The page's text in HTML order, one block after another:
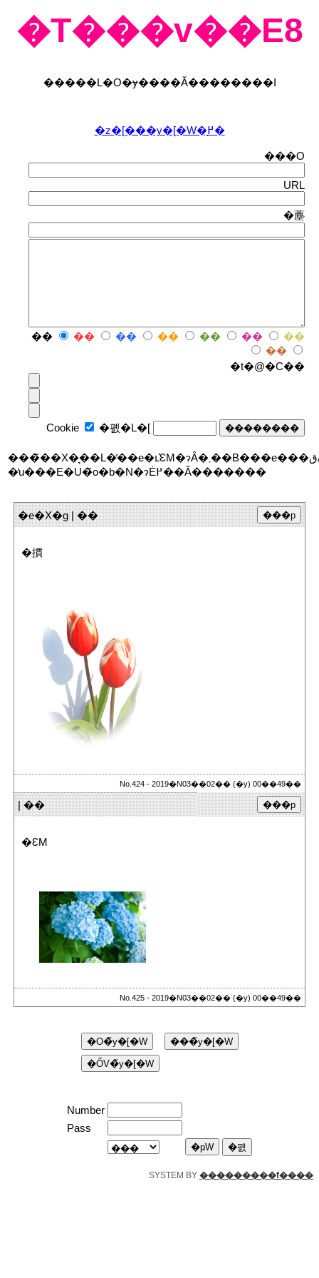
�T���v��E8
�����L�O�ɏ����Ă��������I
�z�[���y�[�W�֖߂�
���O
URL
�薼
�� �� �� �� �� ��
��
��
�t�@�C��
Cookie �폜�L�[
���̃��X�͉��L�̓��e�ւ̕ԐM�ɂȂ�܂��B���e���قȂ�ꍇ
�̓u���E�U�̃o�b�N�ɂĖ߂��Ă�������
�e�X�g | ��
�摜
No.424 - 2019�N03��02�� (�y) 00��49��
| ��
�ԐM
No.425 - 2019�N03��02�� (�y) 00��49��
Number
Pass
SYSTEM BY ���������f����